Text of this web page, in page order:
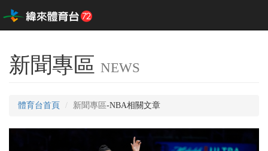
新聞專區 NEWS
體育台首頁 新聞專區-NBA相關文章